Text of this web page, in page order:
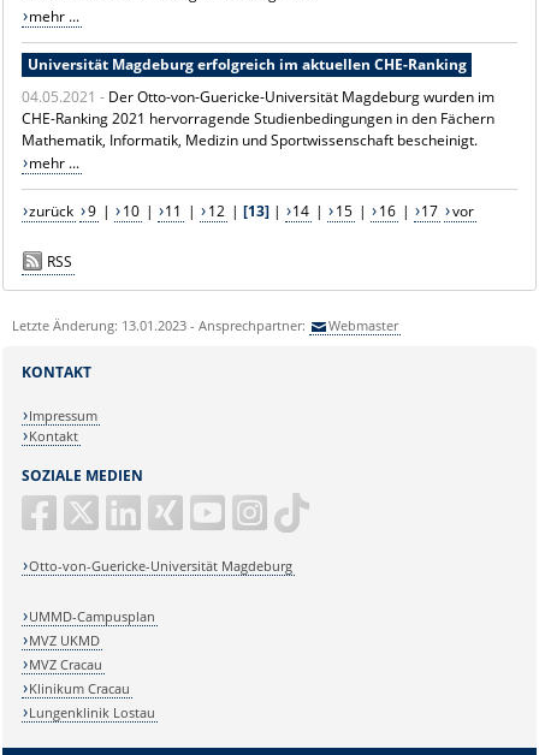
mehr ...
Universität Magdeburg erfolgreich im aktuellen CHE-Ranking
04.05.2021 - Der Otto-von-Guericke-Universität Magdeburg wurden im
CHE-Ranking 2021 hervorragende Studienbedingungen in den Fächern
Mathematik, Informatik, Medizin und Sportwissenschaft bescheinigt.
mehr ...
zurück 9 | 10 | 11 | 12 | [13]| 14 | 15 | 16 | 17 vor
RSS
Letzte Änderung: 13.01.2023 - Ansprechpartner: Webmaster
SOZIALE MEDIEN
Otto-von-Guericke-Universität Magdeburg
KONTAKT
Impressum
Kontakt
UMMD-Campusplan
MVZ UKMD
MVZ Cracau
Klinikum Cracau
Lungenklinik Lostau